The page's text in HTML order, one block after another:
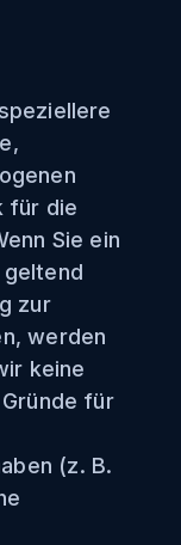
für die
Sie ein
zur
werden
keine
für
(z. B.